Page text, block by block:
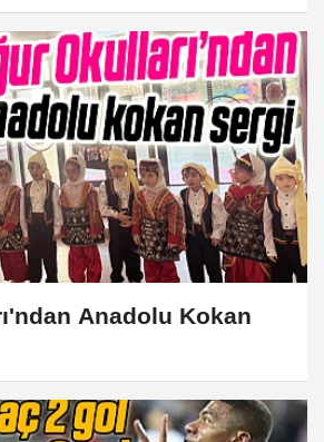
Anadolu Kokan